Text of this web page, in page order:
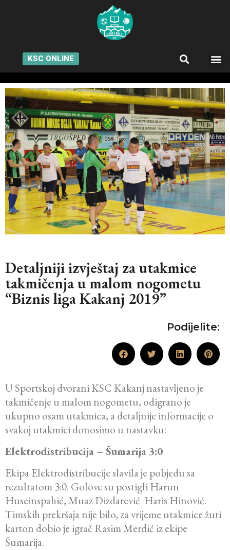
KSC ONLINE
Detaljniji izvještaj za utakmice
takmičenja u malom nogometu
“Biznis liga Kakanj 2019”
Podijelite:
U Sportskoj dvorani KSC Kakanj nastavljeno je
takmičenje u malom nogometu, odigrano je
ukupno osam utakmica, a detaljnije informacije o
svakoj utakmici donosimo u nastavku:
Elektrodistribucija – Šumarija 3:0
Ekipa Elektrodistribucije slavila je pobjedu sa
rezultatom 3:0. Golove su postigli Harun
Huseinspahić, Muaz Dizdarević Haris Hinović.
Timskih prekršaja nije bilo, za vrijeme utakmice žuti
karton dobio je igrač Rasim Merdić iz ekipe
Šumarija.